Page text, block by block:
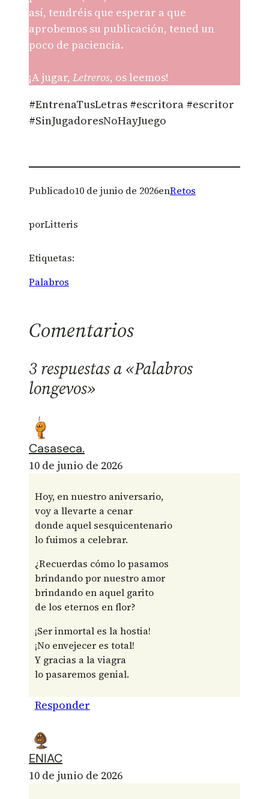
así, tendréis que esperar a que
aprobemos su publicación, tened un
poco de paciencia.
¡A jugar, Letreros, os leemos!
#EntrenaTusLetras #escritora #escritor
#SinJugadoresNoHayJuego
Publicado10 de junio de 2026enRetos
porLitteris
Etiquetas:
Palabros
Comentarios
3 respuestas a «Palabros
longevos»
Casaseca.
10 de junio de 2026
Hoy, en nuestro aniversario,
voy a llevarte a cenar
donde aquel sesquicentenario
lo fuimos a celebrar.
¿Recuerdas cómo lo pasamos
brindando por nuestro amor
brindando en aquel garito
de los eternos en flor?
¡Ser inmortal es la hostia!
¡No envejecer es total!
Y gracias a la viagra
lo pasaremos genial.
Responder
ENIAC
10 de junio de 2026